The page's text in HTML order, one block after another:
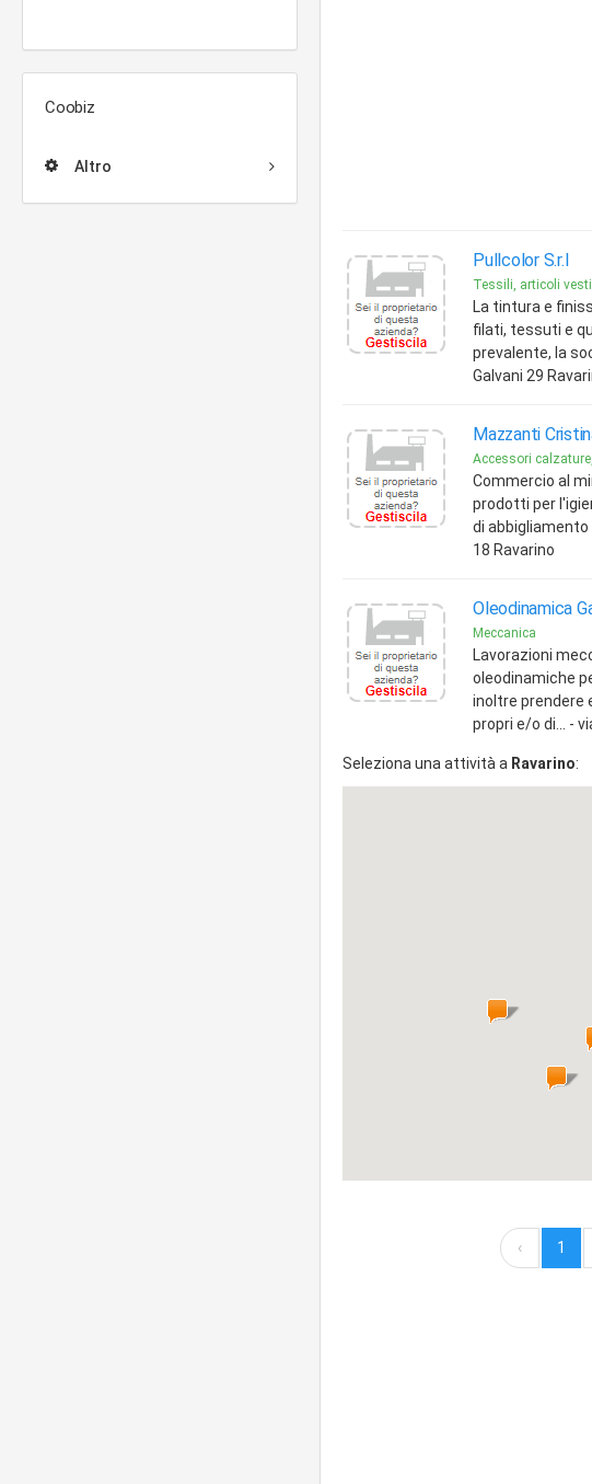
Coobiz
Altro
Pullcolor S.r.l
Tessili, articoli
La tintura e
filati, tessuti e
prevalente, la
Galvani 29
Mazzanti
Accessori
Commercio al
prodotti per
di abbigliamento
18 Ravarino
Oleodinamica
Meccanica
Lavorazioni
oleodinamiche
inoltre prendere
propri e/o di... -
Seleziona una attività a Ravarino:
‹ 1